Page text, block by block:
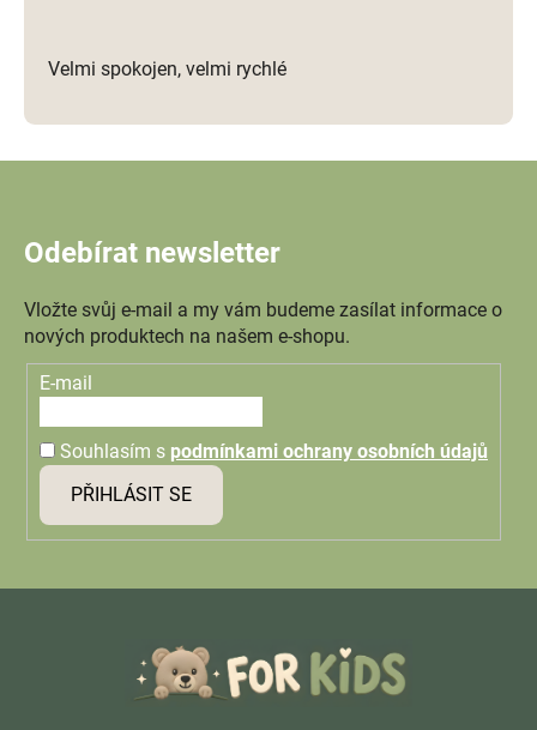
Velmi spokojen, velmi rychlé
Odebírat newsletter
Vložte svůj e-mail a my vám budeme zasílat informace o
nových produktech na našem e-shopu.
E-mail
Souhlasím s podmínkami ochrany osobních údajů
PŘIHLÁSIT SE